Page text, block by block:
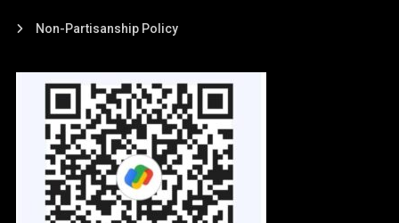
Non-Partisanship Policy